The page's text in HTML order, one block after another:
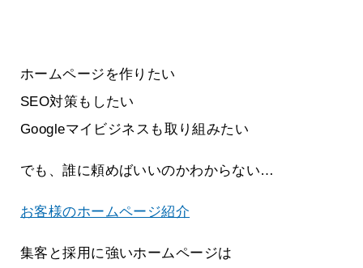
ホームページを作りたい
SEO対策もしたい
Googleマイビジネスも取り組みたい
でも、誰に頼めばいいのかわからない…
お客様のホームページ紹介
集客と採用に強いホームページは